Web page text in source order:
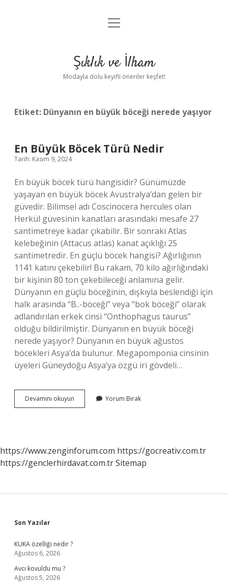
Anasayfa
Yasal Uyarı
menüyü
Şıklık ve İlham
Modayla dolu keyifli öneriler keşfet!
Etiket: Dünyanın en büyük böceği nerede yaşıyor
En Büyük Böcek Türü Nedir
Tarih: Kasım 9, 2024
En büyük böcek türü hangisidir? Günümüzde
yaşayan en büyük böcek Avustralya’dan gelen bir
güvedir. Bilimsel adı Coscinocera hercules olan
Herkül güvesinin kanatları arasındaki mesafe 27
santimetreye kadar çıkabilir. Bir sonraki Atlas
kelebeğinin (Attacus atlas) kanat açıklığı 25
santimetredir. En güçlü böcek hangisi? Ağırlığının
1141 katını çekebilir! Bu rakam, 70 kilo ağırlığındaki
bir kişinin 80 ton çekebileceği anlamına gelir.
Dünyanın en güçlü böceğinin, dışkıyla beslendiği için
halk arasında “B..-böceği” veya “bok böceği” olarak
adlandırılan erkek cinsi “Onthophagus taurus”
olduğu bildirilmiştir. Dünyanın en büyük böceği
nerede yaşıyor? Dünyanın en büyük ağustos
böcekleri Asya’da bulunur. Megapomponia cinsinin
üyeleri Güneydoğu Asya’ya özgü iri gövdeli…
Devamını okuyun
Büyük
Yorum Bırak
https://www.zenginforum.com https://gocreativ.com.tr
https://genclerhirdavat.com.trSitemap
Sidebar
Son Yazılar
KUKA özelliği nedir ?
Ağustos 6, 2026
Avcı kovuldu mu ?
Ağustos 5, 2026